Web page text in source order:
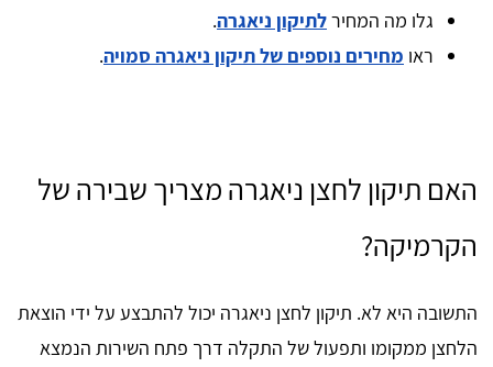
גלו מה המחירלתיקון ניאגרה.
ראו מחירים נוספים של תיקון ניאגרה סמויה.
האם תיקון לחצן ניאגרה מצריך שבירה של
הקרמיקה?
התשובה היא לא. תיקון לחצן ניאגרה יכול להתבצע על ידי הוצאת
הלחצן ממקומו ותפעול של התקלה דרך פתח השירות הנמצא